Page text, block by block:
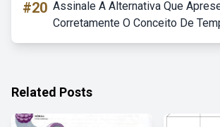
#20 Assinale A Alternativa Que
Corretamente O Conceito De
Related Posts